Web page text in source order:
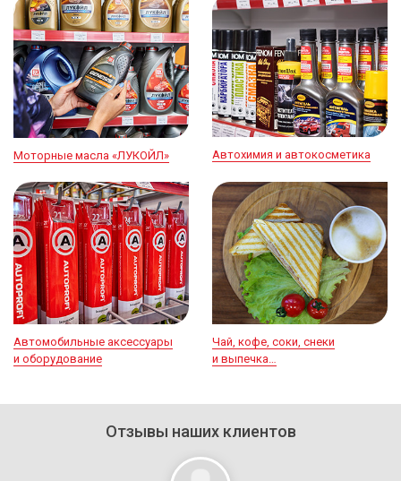
Моторные масла «ЛУКОЙЛ» Автохимия и автокосметика
Автомобильные аксессуары
и оборудование
Чай, кофе, соки, снеки
и выпечка…
Отзывы наших клиентов